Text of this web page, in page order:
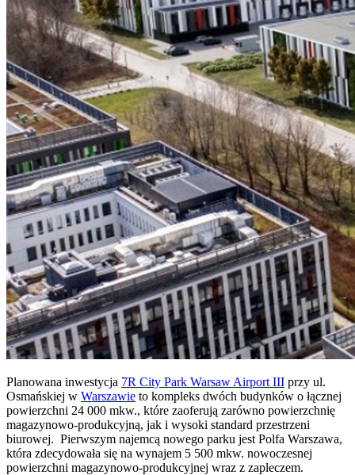
Planowana inwestycja 7R City Park Warsaw Airport III przy ul.
Osmańskiej w Warszawie to kompleks dwóch budynków o łącznej
powierzchni 24 000 mkw., które zaoferują zarówno powierzchnię
magazynowo-produkcyjną, jak i wysoki standard przestrzeni
biurowej. Pierwszym najemcą nowego parku jest Polfa Warszawa,
która zdecydowała się na wynajem 5 500 mkw. nowoczesnej
powierzchni magazynowo-produkcyjnej wraz z zapleczem.